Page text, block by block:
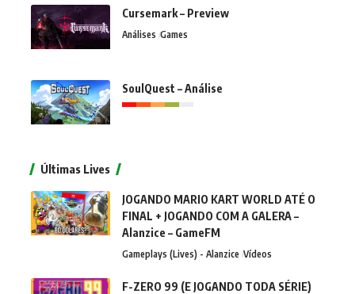
Cursemark – Preview
Análises Games
SoulQuest – Análise
Últimas Lives
JOGANDO MARIO KART WORLD ATÉ O
FINAL + JOGANDO COM A GALERA –
Alanzice – GameFM
Gameplays (Lives) - Alanzice Vídeos
F-ZERO 99 (E JOGANDO TODA SÉRIE)